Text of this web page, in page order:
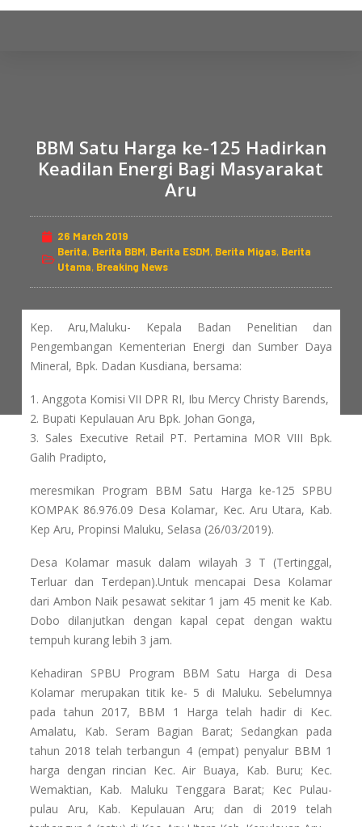
BBM Satu Harga ke-125 Hadirkan
Keadilan Energi Bagi Masyarakat
Aru
26 March 2019
Berita, Berita BBM, Berita ESDM, Berita Migas, Berita
Utama, Breaking News
Kep. Aru,Maluku- Kepala Badan Penelitian dan
Pengembangan Kementerian Energi dan Sumber Daya
Mineral, Bpk. Dadan Kusdiana, bersama:
1. Anggota Komisi VII DPR RI, Ibu Mercy Christy Barends,
2. Bupati Kepulauan Aru Bpk. Johan Gonga,
3. Sales Executive Retail PT. Pertamina MOR VIII Bpk.
Galih Pradipto,
meresmikan Program BBM Satu Harga ke-125 SPBU
KOMPAK 86.976.09 Desa Kolamar, Kec. Aru Utara, Kab.
Kep Aru, Propinsi Maluku, Selasa (26/03/2019).
Desa Kolamar masuk dalam wilayah 3 T (Tertinggal,
Terluar dan Terdepan).Untuk mencapai Desa Kolamar
dari Ambon Naik pesawat sekitar 1 jam 45 menit ke Kab.
Dobo dilanjutkan dengan kapal cepat dengan waktu
tempuh kurang lebih 3 jam.
Kehadiran SPBU Program BBM Satu Harga di Desa
Kolamar merupakan titik ke- 5 di Maluku. Sebelumnya
pada tahun 2017, BBM 1 Harga telah hadir di Kec.
Amalatu, Kab. Seram Bagian Barat; Sedangkan pada
tahun 2018 telah terbangun 4 (empat) penyalur BBM 1
harga dengan rincian Kec. Air Buaya, Kab. Buru; Kec.
Wemaktian, Kab. Maluku Tenggara Barat; Kec Pulau-
pulau Aru, Kab. Kepulauan Aru; dan di 2019 telah